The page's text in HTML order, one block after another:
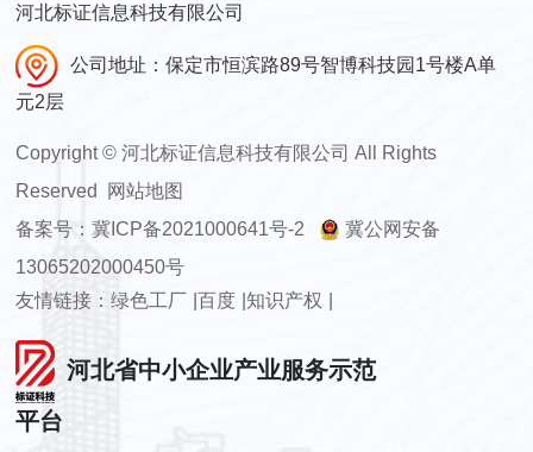
河北标证信息科技有限公司
公司地址：保定市恒滨路89号智博科技园1号楼A单
元2层
Copyright© 河北标证信息科技有限公司 All Rights
Reserved 网站地图
备案号：冀ICP备2021000641号-2
冀公网安备
13065202000450号
友情链接：绿色工厂 |百度 |知识产权
河北省中小企业产业服务示范
平台